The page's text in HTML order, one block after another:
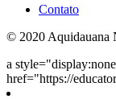
Contato
© 2020 Aquidauana
a
href="https://